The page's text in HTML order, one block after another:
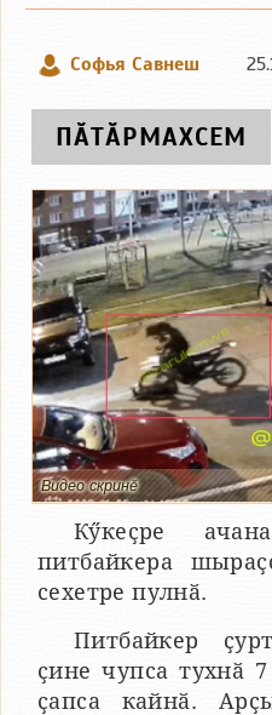
Софья Савнеш
ПӐТӐРМАХСЕМ
Видео скринӗ
Кӳкеҫре
питбайкера
сехетре пулнӑ.
Питбайкер
ҫине чупса тухнӑ
ҫапса кайнӑ.